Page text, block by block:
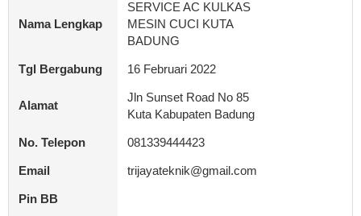
Nama Lengkap
SERVICE AC KULKAS
MESIN CUCI KUTA
BADUNG
Tgl Bergabung 16 Februari 2022
Alamat
Jln Sunset Road No 85
Kuta Kabupaten Badung
No. Telepon 081339444423
Email trijayateknik@gmail.com
Pin BB